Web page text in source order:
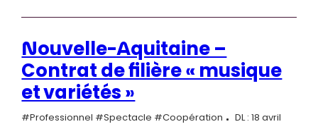
Nouvelle-Aquitaine –
Contrat de filière « musique
et variétés »
#Professionnel #Spectacle #Coopération DL : 18 avril